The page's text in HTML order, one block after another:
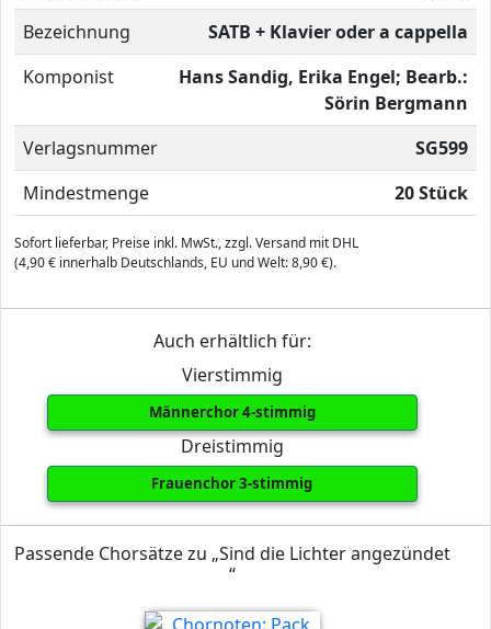
Bezeichnung
SATB + Klavier oder a cappella
Komponist
Hans Sandig, Erika Engel; Bearb.:
Sörin Bergmann
Verlagsnummer
SG599
Mindestmenge
20 Stück
Sofort lieferbar, Preise inkl. MwSt., zzgl. Versand mit DHL
(4,90 € innerhalb Deutschlands, EU und Welt: 8,90 €).
Auch erhältlich für:
Vierstimmig
Männerchor 4-stimmig
Dreistimmig
Frauenchor 3-stimmig
Passende Chorsätze zu „Sind die Lichter angezündet
“